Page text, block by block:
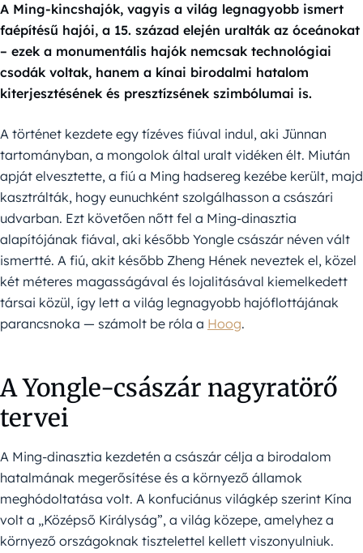
A Ming-kincshajók, vagyis a világ legnagyobb ismert
faépítésű hajói, a 15. század elején uralták az óceánokat
– ezek a monumentális hajók nemcsak technológiai
csodák voltak, hanem a kínai birodalmi hatalom
kiterjesztésének és presztízsének szimbólumai is.
A történet kezdete egy tízéves fiúval indul, aki Jünnan
tartományban, a mongolok által uralt vidéken élt. Miután
apját elvesztette, a fiú a Ming hadsereg kezébe került, majd
kasztrálták, hogy eunuchként szolgálhasson a császári
udvarban. Ezt követően nőtt fel a Ming-dinasztia
alapítójának fiával, aki később Yongle császár néven vált
ismertté. A fiú, akit később Zheng Hének neveztek el, közel
két méteres magasságával és lojalitásával kiemelkedett
társai közül, így lett a világ legnagyobb hajóflottájának
parancsnoka — számolt be róla a Hoog.
A Yongle-császár nagyratörő
tervei
A Ming-dinasztia kezdetén a császár célja a birodalom
hatalmának megerősítése és a környező államok
meghódoltatása volt. A konfuciánus világkép szerint Kína
volt a „Középső Királyság”, a világ közepe, amelyhez a
környező országoknak tisztelettel kellett viszonyulniuk.